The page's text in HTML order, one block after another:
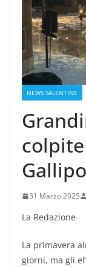
NEWS SALENTINE
31 Marzo 2025
La Redazione
La primavera
giorni, ma gli